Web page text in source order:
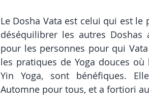
Le Dosha Vata est celui qui est
déséquilibrer les autres
pour les personnes pour qui
les pratiques de Yoga douces
Yin Yoga, sont bénéfiques.
Automne pour tous, et a fortiori